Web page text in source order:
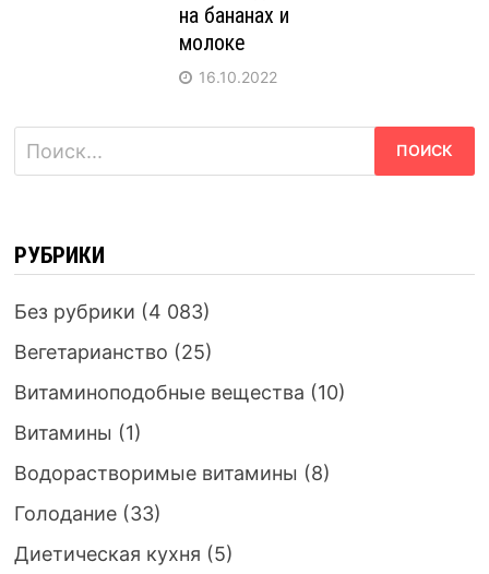
на бананах и
молоке
16.10.2022
Найти:
РУБРИКИ
Без рубрики (4 083)
Вегетарианство (25)
Витаминоподобные вещества (10)
Витамины (1)
Водорастворимые витамины (8)
Голодание(33)
Диетическая кухня (5)